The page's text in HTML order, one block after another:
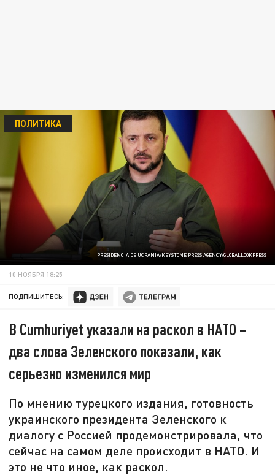
PRESIDENCIA DE UCRANIA/KEYSTONE PRESS AGENCY/GLOBALLOOKPRESS
ПОЛИТИКА
10 НОЯБРЯ 18:25
ПОДПИШИТЕСЬ:
В Cumhuriyet указали на раскол в НАТО –
два слова Зеленского показали, как
серьезно изменился мир
По мнению турецкого издания, готовность
украинского президента Зеленского к
диалогу с Россией продемонстрировала, что
сейчас на самом деле происходит в НАТО. И
это не что иное, как раскол.